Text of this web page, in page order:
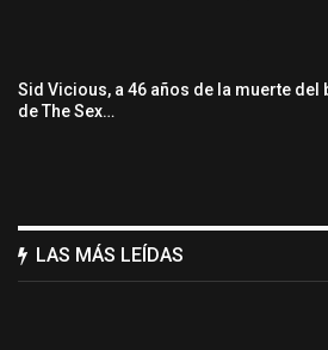
Sid Vicious, a 46 años de la muerte del
de The Sex…
LAS MÁS LEÍDAS